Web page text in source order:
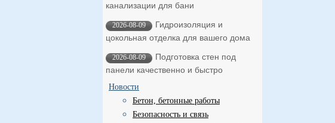
канализации для бани
2026-08-09
Гидроизоляция и
цокольная отделка для вашего дома
2026-08-09
Подготовка стен под
панели качественно и быстро
Новости
Бетон, бетонные работы
Безопасность и связь